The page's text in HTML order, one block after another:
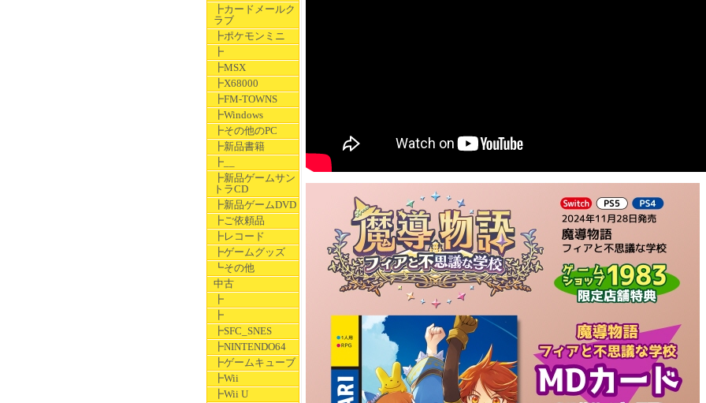
┣カードメールク
ラブ
┣ポケモンミニ
┣
┣MSX
┣X68000
┣FM-TOWNS
┣Windows
┣その他のPC
┣新品書籍
┣__
┣新品ゲームサン
トラCD
┣新品ゲームDVD
┣ご依頼品
┣レコード
┣ゲームグッズ
┗その他
中古
┣
┣
┣SFC_SNES
┣NINTENDO64
┣ゲームキューブ
┣Wii
┣Wii U